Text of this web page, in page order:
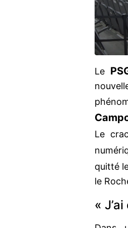
Le
Le
quitté
le
«